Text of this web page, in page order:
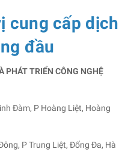
cung cấp dịch
đầu
PHÁT TRIỂN CÔNG NGHỆ
Đàm, P Hoàng Liệt, Hoàng
P Trung Liệt, Đống Đa, Hà